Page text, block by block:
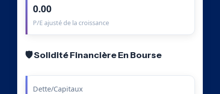
0.00
P/E ajusté de la croissance
🛡️ Solidité Financière En Bourse
Dette/Capitaux